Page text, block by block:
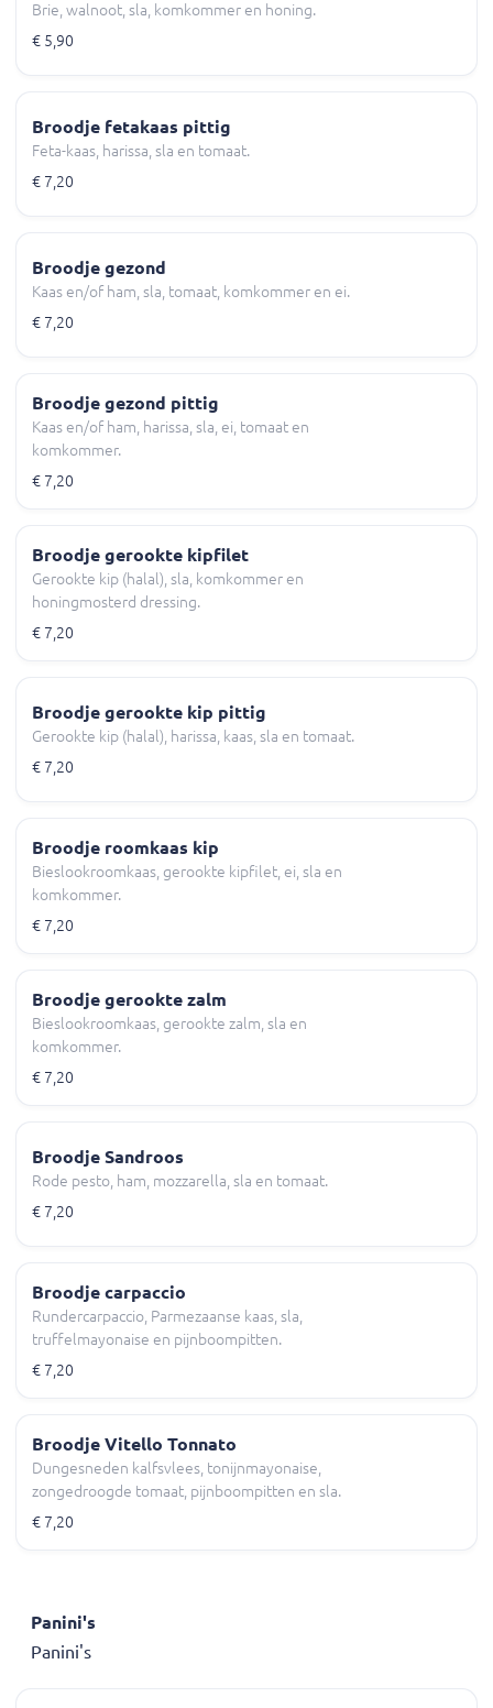
Brie, walnoot, sla, komkommer en honing.
€ 5,90
Broodje fetakaas pittig
Feta-kaas, harissa, sla en tomaat.
€ 7,20
Broodje gezond
Kaas en/of ham, sla, tomaat, komkommer en ei.
€ 7,20
Broodje gezond pittig
Kaas en/of ham, harissa, sla, ei, tomaat en
komkommer.
€ 7,20
Broodje gerookte kipfilet
Gerookte kip (halal), sla, komkommer en
honingmosterd dressing.
€ 7,20
Broodje gerookte kip pittig
Gerookte kip (halal), harissa, kaas, sla en tomaat.
€ 7,20
Broodje roomkaas kip
Bieslookroomkaas, gerookte kipfilet, ei, sla en
komkommer.
€ 7,20
Broodje gerookte zalm
Bieslookroomkaas, gerookte zalm, sla en
komkommer.
€ 7,20
Broodje Sandroos
Rode pesto, ham, mozzarella, sla en tomaat.
€ 7,20
Broodje carpaccio
Rundercarpaccio, Parmezaanse kaas, sla,
truffelmayonaise en pijnboompitten.
€ 7,20
Broodje Vitello Tonnato
Dungesneden kalfsvlees, tonijnmayonaise,
zongedroogde tomaat, pijnboompitten en sla.
€ 7,20
Panini's
Panini's